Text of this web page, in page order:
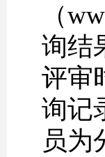
（
询结
评审
询记
员为